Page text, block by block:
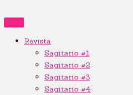
Revista
Sagitario #1
Sagitario #2
Sagitario #3
Sagitario #4